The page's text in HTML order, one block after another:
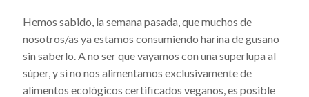
Hemos sabido, la semana pasada, que muchos de
nosotros/as ya estamos consumiendo harina de gusano
sin saberlo. A no ser que vayamos con una superlupa al
súper, y si no nos alimentamos exclusivamente de
alimentos ecológicos certificados veganos, es posible